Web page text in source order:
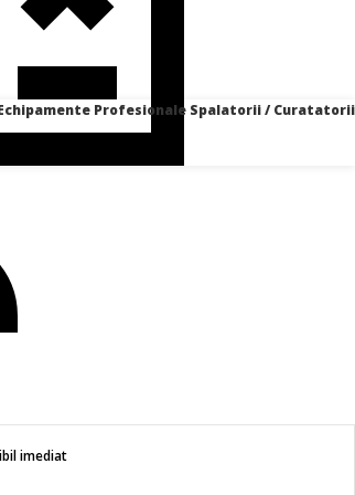
Profesionale Spalatorii / Curatatorii
imediat